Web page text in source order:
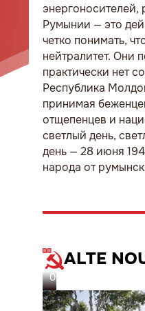
энергоносителей,
Румынии — это
четко понимать,
нейтралитет. Они
практически нет
Республика
принимая
отщепенцев и
светлый день,
день — 28 июня
народа от
ALTE
06.08.26